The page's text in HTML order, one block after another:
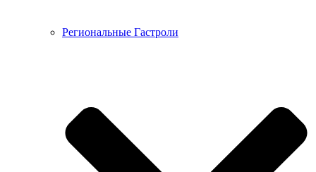
Региональные Гастроли